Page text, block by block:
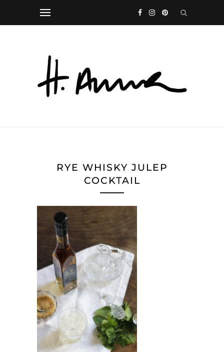
RYE WHISKY JULEP
COCKTAIL